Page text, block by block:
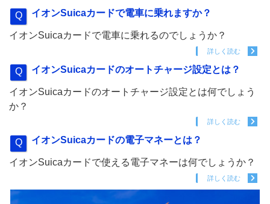
イオンSuicaカードで電車に乗れますか？
イオンSuicaカードで電車に乗れるのでしょうか？
詳しく読む
イオンSuicaカードのオートチャージ設定とは？
イオンSuicaカードのオートチャージ設定とは何でしょう
か？
詳しく読む
イオンSuicaカードの電子マネーとは？
イオンSuicaカードで使える電子マネーは何でしょうか？
詳しく読む